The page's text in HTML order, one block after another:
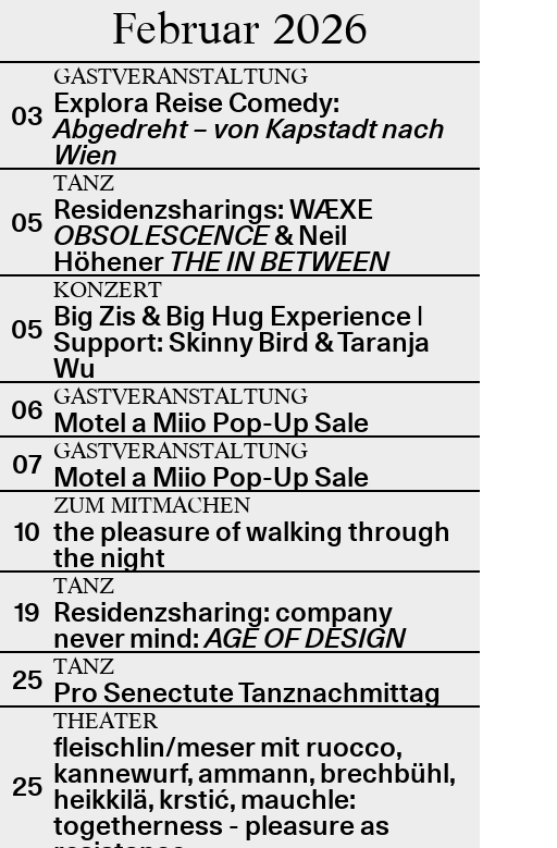
Februar 2026
03
GASTVERANSTALTUNG
Explora Reise Comedy:
Abgedreht – von Kapstadt nach
Wien
05
TANZ
Residenzsharings: WÆXE
OBSOLESCENCE& Neil
Höhener THE IN BETWEEN
05
KONZERT
Big Zis & Big Hug Experience |
Support: Skinny Bird & Taranja
Wu
06 GASTVERANSTALTUNG
Motel a Miio Pop-Up Sale
07 GASTVERANSTALTUNG
Motel a Miio Pop-Up Sale
10
ZUM MITMACHEN
the pleasure of walking through
the night
19
TANZ
Residenzsharing: company
never mind:AGE OF DESIGN
25 TANZ
Pro Senectute Tanznachmittag
25
THEATER
fleischlin/meser mit ruocco,
kannewurf, ammann, brechbühl,
heikkilä, krstić, mauchle:
togetherness - pleasure as